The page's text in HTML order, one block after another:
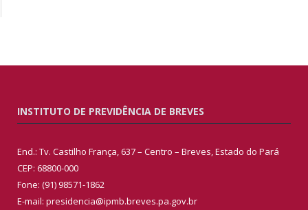
INSTITUTO DE PREVIDÊNCIA DE BREVES
End.: Tv. Castilho França, 637 – Centro – Breves, Estado do Pará
CEP: 68800-000
Fone: (91) 98571-1862
E-mail: presidencia@ipmb.breves.pa.gov.br